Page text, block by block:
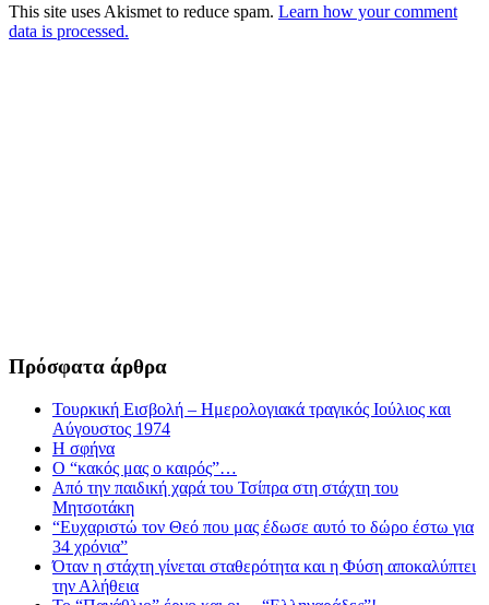
This site uses Akismet to reduce spam. Learn how your comment
data is processed.
Πρόσφατα άρθρα
Τουρκική Εισβολή – Ημερολογιακά τραγικός Ιούλιος και
Αύγουστος 1974
Η σφήνα
Ο “κακός μας ο καιρός”…
Από την παιδική χαρά του Τσίπρα στη στάχτη του
Μητσοτάκη
“Ευχαριστώ τον Θεό που μας έδωσε αυτό το δώρο έστω για
34 χρόνια”
Όταν η στάχτη γίνεται σταθερότητα και η Φύση αποκαλύπτει
την Αλήθεια